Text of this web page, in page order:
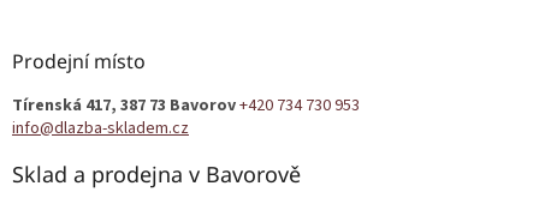
Prodejní místo
Tírenská 417, 387 73 Bavorov+420 734 730 953
info@dlazba-skladem.cz
Sklad a prodejna v Bavorově